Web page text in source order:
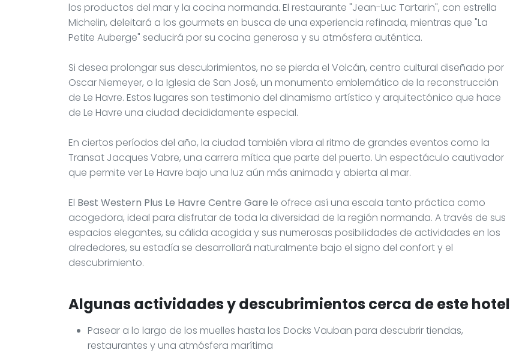
los productos del mar y la cocina normanda. El restaurante "Jean-Luc Tartarin", con estrella
Michelin, deleitará a los gourmets en busca de una experiencia refinada, mientras que "La
Petite Auberge" seducirá por su cocina generosa y su atmósfera auténtica.
Si desea prolongar sus descubrimientos, no se pierda el Volcán, centro cultural diseñado por
Oscar Niemeyer, o la Iglesia de San José, un monumento emblemático de la reconstrucción
de Le Havre. Estos lugares son testimonio del dinamismo artístico y arquitectónico que hace
de Le Havre una ciudad decididamente especial.
En ciertos períodos del año, la ciudad también vibra al ritmo de grandes eventos como la
Transat Jacques Vabre, una carrera mítica que parte del puerto. Un espectáculo cautivador
que permite ver Le Havre bajo una luz aún más animada y abierta al mar.
El Best Western Plus Le Havre Centre Gare le ofrece así una escala tanto práctica como
acogedora, ideal para disfrutar de toda la diversidad de la región normanda. A través de sus
espacios elegantes, su cálida acogida y sus numerosas posibilidades de actividades en los
alrededores, su estadía se desarrollará naturalmente bajo el signo del confort y el
descubrimiento.
Algunas actividades y descubrimientos cerca de este hotel
Pasear a lo largo de los muelles hasta los Docks Vauban para descubrir tiendas,
restaurantes y una atmósfera marítima